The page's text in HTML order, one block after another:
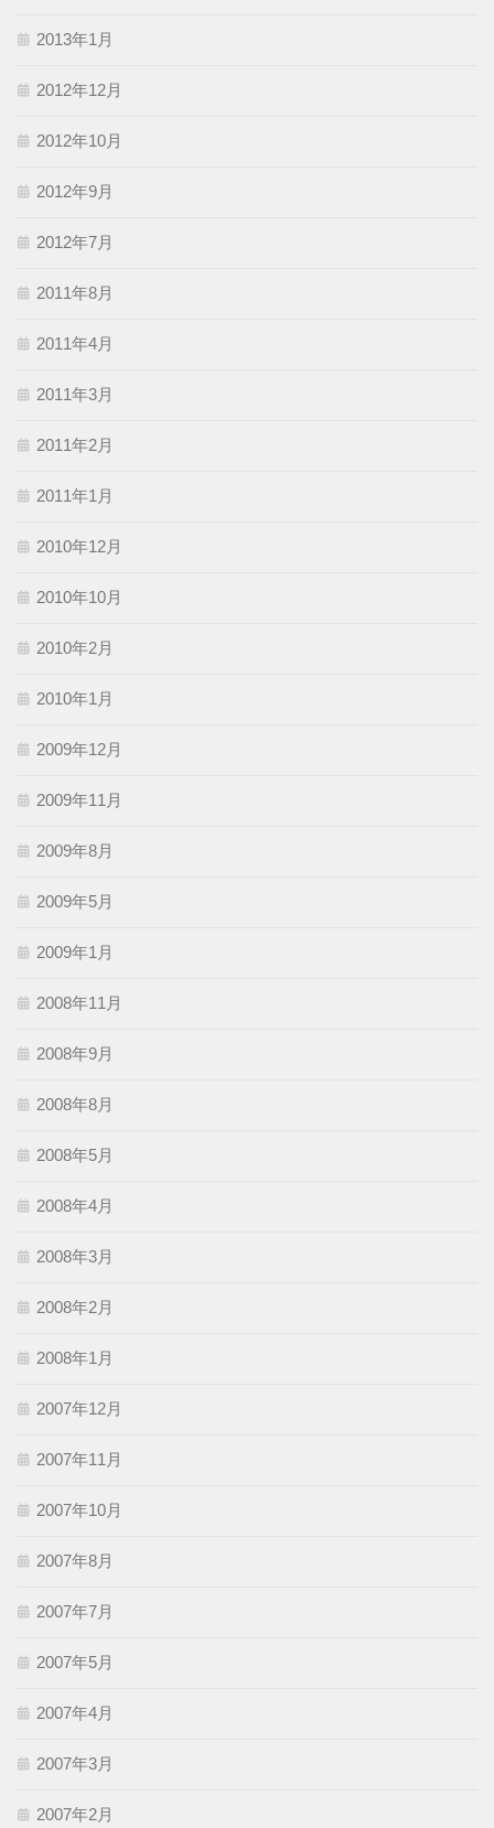
2013年1月
2012年12月
2012年10月
2012年9月
2012年7月
2011年8月
2011年4月
2011年3月
2011年2月
2011年1月
2010年12月
2010年10月
2010年2月
2010年1月
2009年12月
2009年11月
2009年8月
2009年5月
2009年1月
2008年11月
2008年9月
2008年8月
2008年5月
2008年4月
2008年3月
2008年2月
2008年1月
2007年12月
2007年11月
2007年10月
2007年8月
2007年7月
2007年5月
2007年4月
2007年3月
2007年2月